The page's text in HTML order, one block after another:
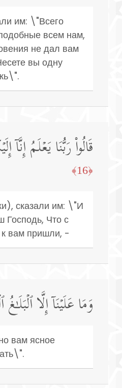
им: \"Всего
всем нам,
не дал вам
вы одну
قَالُوا۟ رَبُّنَا یَعۡلَمُ إِنَّاۤ
﴿16﴾
сказали им: \"И
Господь, Что с
вам пришли, -
وَمَا عَلَیۡنَاۤ إِلَّا
вам ясное